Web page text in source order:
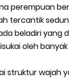
perempuan
tercantik
beladiri yang
oleh
struktur wajah